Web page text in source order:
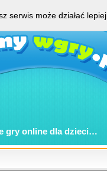
gry online dla dzieci…
serwis może działać lepiej.